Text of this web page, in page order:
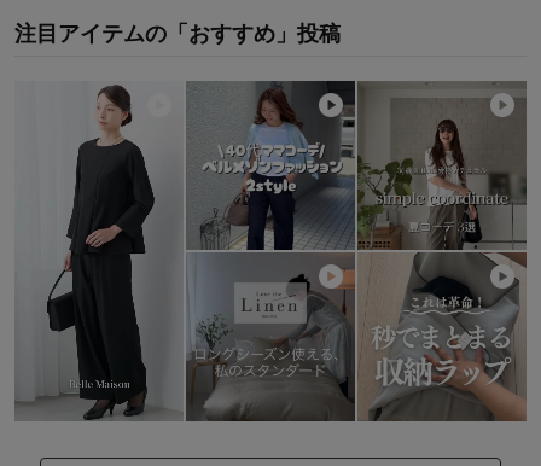
注目アイテムの「おすすめ」投稿